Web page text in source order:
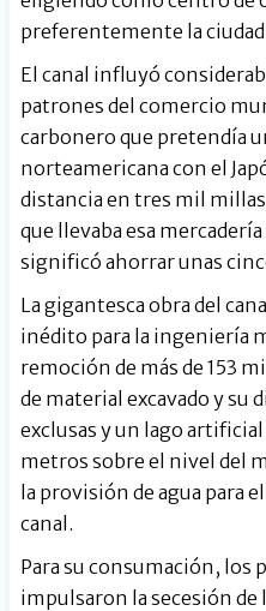
preferentemente la
El canal influyó
patrones del comercio
carbonero que pretendía
norteamericana con el
distancia en tres mil
que llevaba esa
significó ahorrar unas
La gigantesca obra del
inédito para la ingeniería
remoción de más de 153
de material excavado y su
exclusas y un lago
metros sobre el nivel del
la provisión de agua para
canal.
Para su consumación, los
impulsaron la secesión